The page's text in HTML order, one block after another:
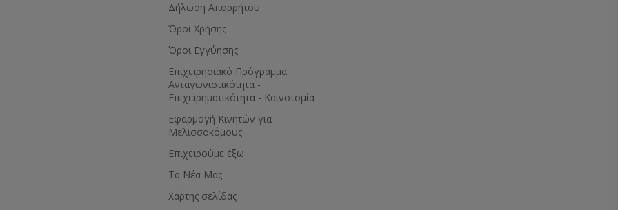
Δήλωση Απορρήτου
Όροι Χρήσης
Όροι Εγγύησης
Eπιχειρησιακό Πρόγραμμα
Ανταγωνιστικότητα -
Επιχειρηματικότητα - Καινοτομία
Εφαρμογή Κινητών για
Μελισσοκόμους
Επιχειρούμε έξω
Τα Νέα Μας
Χάρτης σελίδας